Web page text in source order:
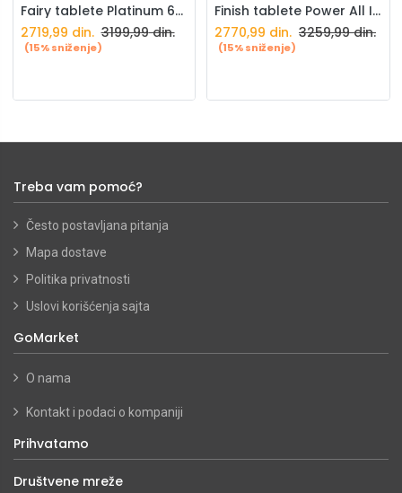
Fairy tablete Platinum 66/1
2719,99 din. 3199,99din.
(15% sniženje)
Finish tablete Power All In 1 limun 110/1
2770,99 din. 3259,99din.
(15% sniženje)
Treba vam pomoć?
Često postavljana pitanja
Mapa dostave
Politika privatnosti
Uslovi korišćenja sajta
GoMarket
O nama
Kontakt i podaci o kompaniji
Prihvatamo
Društvene mreže